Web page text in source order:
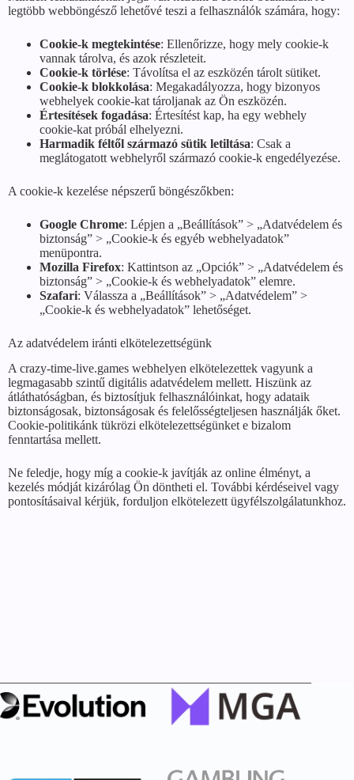
legtöbb webböngésző lehetővé teszi a felhasználók számára, hogy:
Cookie-k megtekintése: Ellenőrizze, hogy mely cookie-k
vannak tárolva, és azok részleteit.
Cookie-k törlése: Távolítsa el az eszközén tárolt sütiket.
Cookie-k blokkolása: Megakadályozza, hogy bizonyos
webhelyek cookie-kat tároljanak az Ön eszközén.
Értesítések fogadása: Értesítést kap, ha egy webhely
cookie-kat próbál elhelyezni.
Harmadik féltől származó sütik letiltása: Csak a
meglátogatott webhelyről származó cookie-k engedélyezése.
A cookie-k kezelése népszerű böngészőkben:
Google Chrome: Lépjen a „Beállítások” > „Adatvédelem és
biztonság” > „Cookie-k és egyéb webhelyadatok”
menüpontra.
Mozilla Firefox: Kattintson az „Opciók” > „Adatvédelem és
biztonság” > „Cookie-k és webhelyadatok” elemre.
Szafari: Válassza a „Beállítások” > „Adatvédelem” >
„Cookie-k és webhelyadatok” lehetőséget.
Az adatvédelem iránti elkötelezettségünk
A crazy-time-live.games webhelyen elkötelezettek vagyunk a
legmagasabb szintű digitális adatvédelem mellett. Hiszünk az
átláthatóságban, és biztosítjuk felhasználóinkat, hogy adataik
biztonságosak, biztonságosak és felelősségteljesen használják őket.
Cookie-politikánk tükrözi elkötelezettségünket e bizalom
fenntartása mellett.
Ne feledje, hogy míg a cookie-k javítják az online élményt, a
kezelés módját kizárólag Ön döntheti el. További kérdéseivel vagy
pontosításaival kérjük, forduljon elkötelezett ügyfélszolgálatunkhoz.